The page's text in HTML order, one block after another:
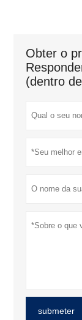
Obter o
(dentro
submeter